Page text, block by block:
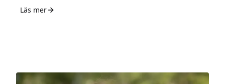
som ALS, multipel skleros, Alzheimers och
Läs mer